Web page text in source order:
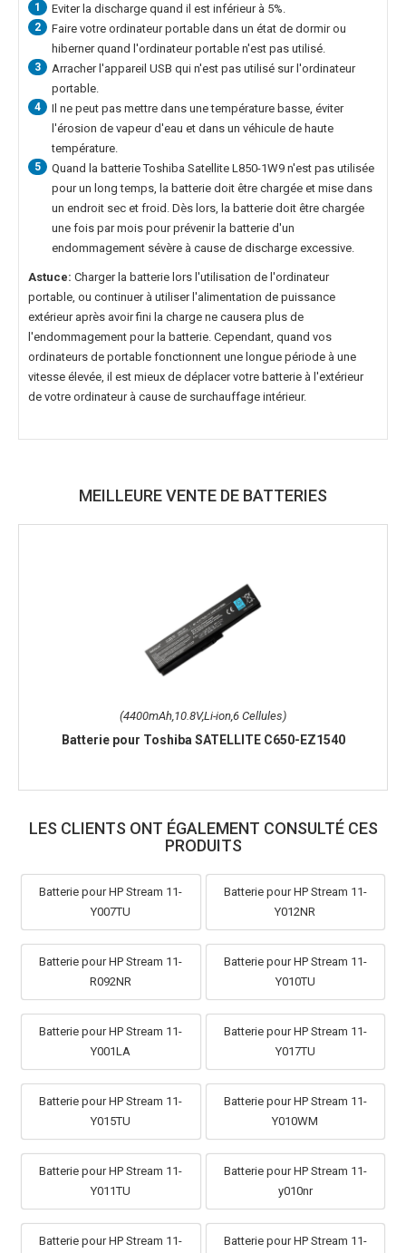
1 Eviter la discharge quand il est inférieur à 5%.
2
Faire votre ordinateur portable dans un état de dormir ou
hiberner quand l'ordinateur portable n'est pas utilisé.
3
Arracher l'appareil USB qui n'est pas utilisé sur l'ordinateur
portable.
4
Il ne peut pas mettre dans une température basse, éviter
l'érosion de vapeur d'eau et dans un véhicule de haute
température.
5 Quand la batterie Toshiba Satellite L850-1W9 n'est pas utilisée
pour un long temps, la batterie doit être chargée et mise dans
un endroit sec et froid. Dès lors, la batterie doit être chargée
une fois par mois pour prévenir la batterie d'un
endommagement sévère à cause de discharge excessive.
Astuce: Charger la batterie lors l'utilisation de l'ordinateur
portable, ou continuer à utiliser l'alimentation de puissance
extérieur après avoir fini la charge ne causera plus de
l'endommagement pour la batterie. Cependant, quand vos
ordinateurs de portable fonctionnent une longue période à une
vitesse élevée, il est mieux de déplacer votre batterie à l'extérieur
de votre ordinateur à cause de surchauffage intérieur.
MEILLEURE VENTE DE BATTERIES
(4400mAh,10.8V,Li-ion,6 Cellules)
Batterie pour Toshiba SATELLITE C650-EZ1540
LES CLIENTS ONT ÉGALEMENT CONSULTÉ CES
PRODUITS
Batterie pour HP Stream 11-
Y007TU
Batterie pour HP Stream 11-
Y012NR
Batterie pour HP Stream 11-
R092NR
Batterie pour HP Stream 11-
Y010TU
Batterie pour HP Stream 11-
Y001LA
Batterie pour HP Stream 11-
Y017TU
Batterie pour HP Stream 11-
Y015TU
Batterie pour HP Stream 11-
Y010WM
Batterie pour HP Stream 11-
Y011TU
Batterie pour HP Stream 11-
y010nr
Batterie pour HP Stream 11-
Batterie pour HP Stream 11-